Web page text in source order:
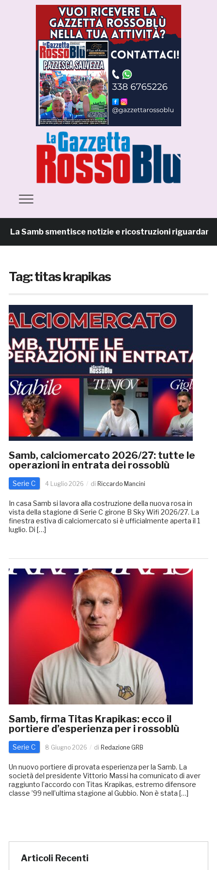
La Samb smentisce notizie e ricostruzioni riguardanti la
Tag:titas krapikas
Samb, calciomercato 2026/27: tutte le
operazioni in entrata dei rossoblù
Serie C 4 Luglio 2026 di Riccardo Mancini
In casa Samb si lavora alla costruzione della nuova rosa in
vista della stagione di Serie C girone B Sky Wifi 2026/27. La
finestra estiva di calciomercato si è ufficialmente aperta il 1
luglio. Di […]
Samb, firma Titas Krapikas: ecco il
portiere d’esperienza per i rossoblù
Serie C 8 Giugno 2026 di Redazione GRB
Un nuovo portiere di provata esperienza per la Samb. La
società del presidente Vittorio Massi ha comunicato di aver
raggiunto l’accordo con Titas Krapikas, estremo difensore
classe ’99 nell’ultima stagione al Gubbio. Non è stata […]
Articoli Recenti